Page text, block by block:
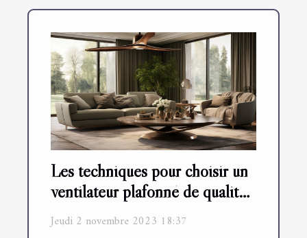
Les techniques pour choisir un
ventilateur plafonné de qualité
?Jeudi 2 novembre 2023 18:37